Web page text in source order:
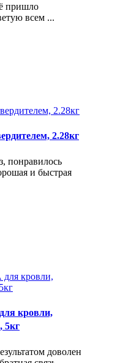
пришло
всем ...
2.28кг
понравилось
и быстрая
кровли,
5кг
доволен